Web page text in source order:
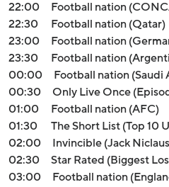
22:00
Football nation
22:30
Football nation (Qatar)
23:00
Football nation
23:30
Football nation
00:00
Football nation (Saudi
00:30
Only Live Once
01:00
Football nation (AFC)
01:30
The Short List (Top 10
02:00
Invincible (Jack
02:30
Star Rated (Biggest
03:00
Football nation